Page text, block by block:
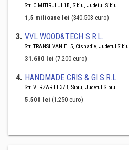
Str. CIMITIRULUI 1B, Sibiu, Judetul Sibiu
1,5 milioane lei (340.503 euro)
3. VVL WOOD&TECH S.R.L.
Str. TRANSILVANIEI 5, Cisnadie, Judetul Sibiu
31.680 lei (7.200 euro)
4. HANDMADE CRIS & GI S.R.L.
Str. VERZARIEI 37B, Sibiu, Judetul Sibiu
5.500 lei (1.250 euro)